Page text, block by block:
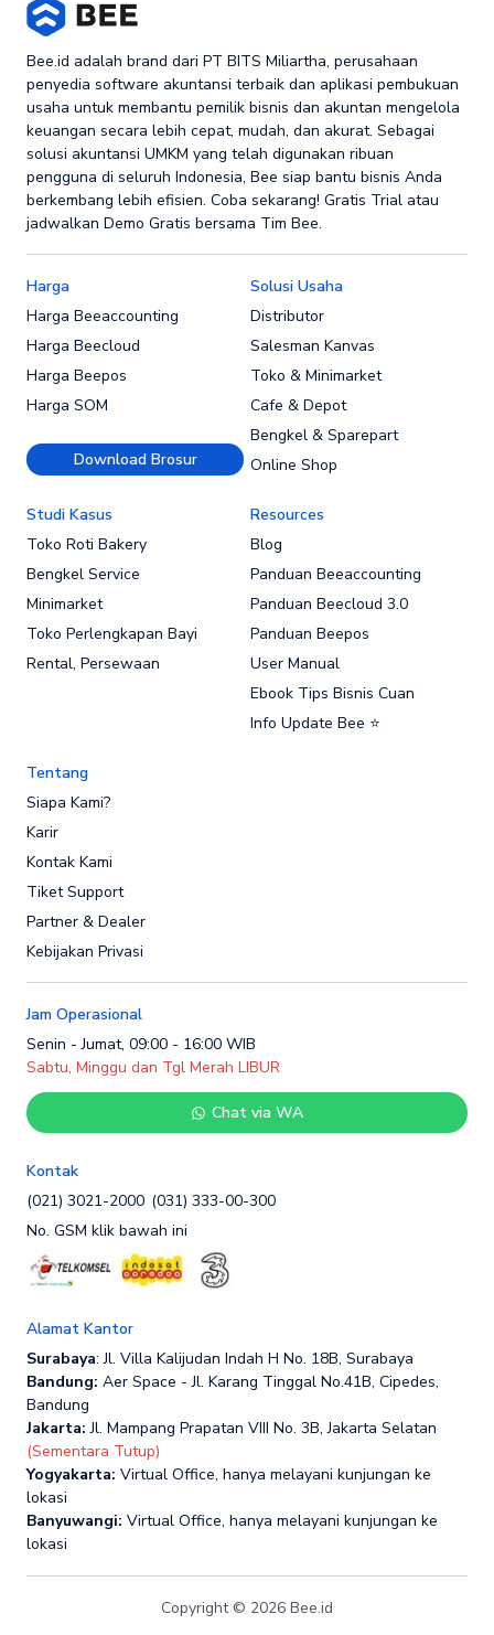
Bee.id adalah brand dari PT BITS Miliartha, perusahaan
penyedia software akuntansi terbaik dan aplikasi pembukuan
usaha untuk membantu pemilik bisnis dan akuntan mengelola
keuangan secara lebih cepat, mudah, dan akurat. Sebagai
solusi akuntansi UMKM yang telah digunakan ribuan
pengguna di seluruh Indonesia, Bee siap bantu bisnis Anda
berkembang lebih efisien. Coba sekarang! Gratis Trial atau
jadwalkan Demo Gratis bersama Tim Bee.
Harga
Harga Beeaccounting
Harga Beecloud
Harga Beepos
Harga SOM
Download Brosur
Solusi Usaha
Distributor
Salesman Kanvas
Toko & Minimarket
Cafe & Depot
Bengkel & Sparepart
Online Shop
Studi Kasus
Toko Roti Bakery
Bengkel Service
Minimarket
Toko Perlengkapan Bayi
Rental, Persewaan
Resources
Blog
Panduan Beeaccounting
Panduan Beecloud 3.0
Panduan Beepos
User Manual
Ebook Tips Bisnis Cuan
Info Update Bee ⭐
Tentang
Siapa Kami?
Karir
Kontak Kami
Tiket Support
Partner & Dealer
Kebijakan Privasi
Jam Operasional
Senin - Jumat, 09:00 - 16:00 WIB
Sabtu, Minggu dan Tgl Merah LIBUR
Chat via WA
Kontak
(021) 3021-2000 (031) 333-00-300
No. GSM klik bawah ini
Alamat Kantor
Surabaya: Jl. Villa Kalijudan Indah H No. 18B, Surabaya
Bandung: Aer Space - Jl. Karang Tinggal No.41B, Cipedes,
Bandung
Jakarta: Jl. Mampang Prapatan VIII No. 3B, Jakarta Selatan
(Sementara Tutup)
Yogyakarta: Virtual Office, hanya melayani kunjungan ke
lokasi
Banyuwangi: Virtual Office, hanya melayani kunjungan ke
lokasi
Copyright © 2026 Bee.id